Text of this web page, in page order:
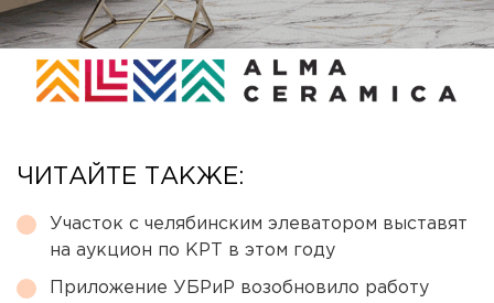
ЧИТАЙТЕ ТАКЖЕ:
Участок с челябинским элеватором выставят
на аукцион по КРТ в этом году
Приложение УБРиР возобновило работу